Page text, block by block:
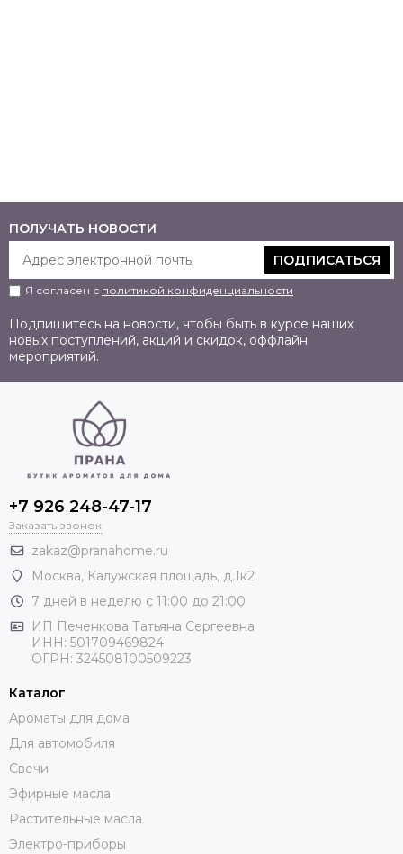
ПОЛУЧАТЬ НОВОСТИ
ПОДПИСАТЬСЯ
Я согласен с политикой конфиденциальности
Подпишитесь на новости, чтобы быть в курсе наших
новых поступлений, акций и скидок, оффлайн
мероприятий.
+7 926 248-47-17
Заказать звонок
zakaz@pranahome.ru
Москва, Калужская площадь, д.1к2
7 дней в неделю с 11:00 до 21:00
ИП Печенкова Татьяна Сергеевна
ИНН: 501709469824
ОГРН: 324508100509223
Каталог
Ароматы для дома
Для автомобиля
Свечи
Эфирные масла
Растительные масла
Электро-приборы